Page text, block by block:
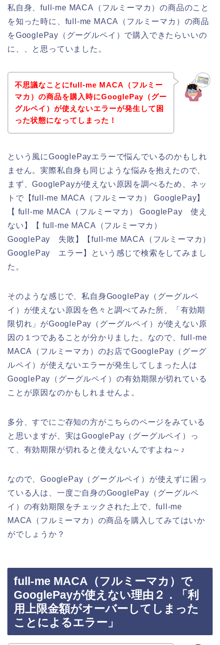
私自身、full-me MACA（フルミーマカ）の商品のこと
を知った時に、full-me MACA（フルミーマカ）の商品
をGooglePay（グーグルペイ）で購入できたらいいの
に、、と思っていました。
不思議なことにfull-me MACA（フルミー
マカ）の商品を購入時にGooglePay（グー
グルペイ）が使えないエラーが発生して困
った状態になってしまった！
という風にGooglePayエラーで悩んでいるのかもしれ
ません。実際私自身も同じような悩みを抱えたので、
まず、GooglePayが使えない原因を調べるため、ネッ
トで【full-me MACA（フルミーマカ） GooglePay】
【 full-me MACA（フルミーマカ） GooglePay 使え
ない】【 full-me MACA（フルミーマカ）
GooglePay 失敗】【full-me MACA（フルミーマカ）
GooglePay エラー】という感じで検索をしてみまし
た。
そのような感じで、私自身GooglePay（グーグルペ
イ）が使えない原因を色々と調べてみた所、「有効期
限切れ」がGooglePay（グーグルペイ）が使えない原
因の１つであることが分かりました。なので、full-me
MACA（フルミーマカ）のお店でGooglePay（グーグ
ルペイ）が使えないエラーが発生してしまった人は
GooglePay（グーグルペイ）の有効期限が切れている
ことが原因なのかもしれませんよ。
多分、すでにご存知の方がこちらのページをみている
と思いますが、実はGooglePay（グーグルペイ）っ
て、有効期限が切れると使えないんですよね～♪
なので、GooglePay（グーグルペイ）が使えずに困っ
ている人は、一度ご自身のGooglePay（グーグルペ
イ）の有効期限をチェックされた上で、full-me
MACA（フルミーマカ）の商品を購入してみてはいか
がでしょうか？
full-me MACA（フルミーマカ）で
GooglePayが使えない理由２．「利
用上限金額がオーバーしてしまった
ことによるエラー」